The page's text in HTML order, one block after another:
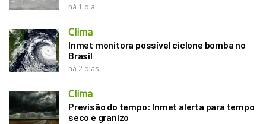
há 1 dia
Clima
Inmet monitora possível ciclone bomba no
Brasil
há 2 dias
Clima
Previsão do tempo: Inmet alerta para tempo
seco e granizo